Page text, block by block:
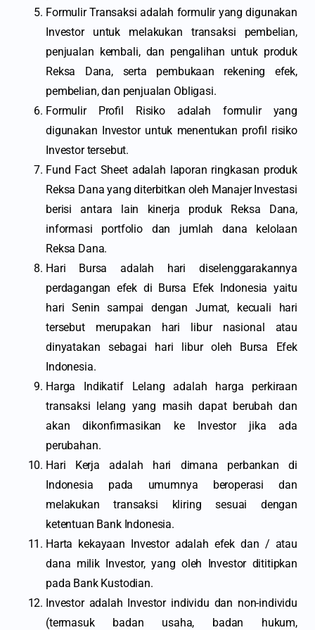
Formulir Transaksi adalah formulir yang digunakan
Investor untuk melakukan transaksi pembelian,
penjualan kembali, dan pengalihan untuk produk
Reksa Dana, serta pembukaan rekening efek,
pembelian, dan penjualan Obligasi.
Formulir Profil Risiko adalah formulir yang
digunakan Investor untuk menentukan profil risiko
Investor tersebut.
Fund Fact Sheet adalah laporan ringkasan produk
Reksa Dana yang diterbitkan oleh Manajer Investasi
berisi antara lain kinerja produk Reksa Dana,
informasi portfolio dan jumlah dana kelolaan
Reksa Dana.
Hari Bursa adalah hari diselenggarakannya
perdagangan efek di Bursa Efek Indonesia yaitu
hari Senin sampai dengan Jumat, kecuali hari
tersebut merupakan hari libur nasional atau
dinyatakan sebagai hari libur oleh Bursa Efek
Indonesia.
Harga Indikatif Lelang adalah harga perkiraan
transaksi lelang yang masih dapat berubah dan
akan dikonfirmasikan ke Investor jika ada
perubahan.
Hari Kerja adalah hari dimana perbankan di
Indonesia pada umumnya beroperasi dan
melakukan transaksi kliring sesuai dengan
ketentuan Bank Indonesia.
Harta kekayaan Investor adalah efek dan / atau
dana milik Investor, yang oleh Investor dititipkan
pada Bank Kustodian.
Investor adalah Investor individu dan non-individu
(termasuk badan usaha, badan hukum,